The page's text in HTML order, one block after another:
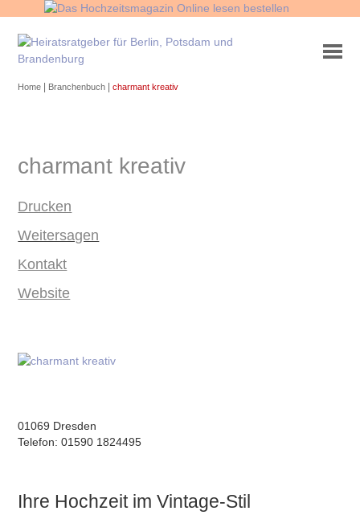
Home Branchenbuch |charmant kreativ
charmant kreativ
Drucken
Weitersagen
Kontakt
Website
01069 Dresden
Telefon: 01590 1824495
Ihre Hochzeit im Vintage-Stil